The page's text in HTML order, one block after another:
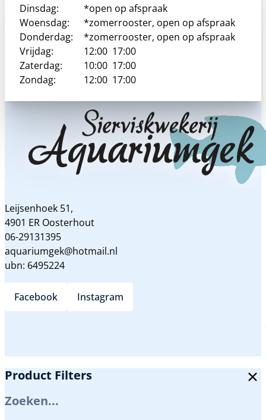
Leijsenhoek 51,
4901 ER Oosterhout
06-29131395
aquariumgek@hotmail.nl
ubn: 6495224
Facebook Instagram
Dinsdag:
*open op afspraak
Woensdag:
*zomerrooster, open op afspraak
Donderdag:
*zomerrooster, open op afspraak
Vrijdag:
12:00 17:00
Zaterdag:
10:00 17:00
Zondag:
12:00 17:00
Product Filters
Zoeken...